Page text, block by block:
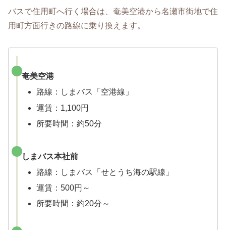
バスで住用町へ行く場合は、奄美空港から名瀬市街地で住
用町方面行きの路線に乗り換えます。
奄美空港
路線：しまバス「空港線」
運賃：1,100円
所要時間：約50分
しまバス本社前
路線：しまバス「せとうち海の駅線」
運賃：500円～
所要時間：約20分～